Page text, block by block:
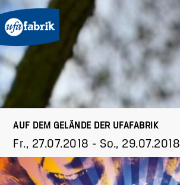
AUF DEM GELÄNDE DER UFAFABRIK
Fr., 27.07.2018 - So., 29.07.2018